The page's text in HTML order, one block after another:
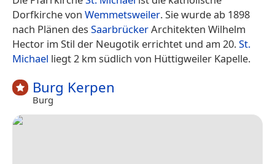
Dorfkirche von Wemmetsweiler. Sie wurde ab 1898
nach Plänen des SaarbrückerArchitekten Wilhelm
Hector im Stil der Neugotik errichtet und am 20.St.
Michael liegt 2 km südlich von Hüttigweiler Kapelle.
Burg Kerpen
Burg